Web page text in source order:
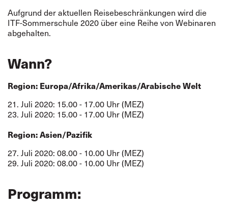
Aufgrund der aktuellen Reisebeschränkungen wird die
ITF-Sommerschule 2020 über eine Reihe von Webinaren
abgehalten.
Wann?
Region: Europa/Afrika/Amerikas/Arabische Welt
21. Juli 2020: 15.00 - 17.00 Uhr (MEZ)
23. Juli 2020: 15.00 - 17.00 Uhr (MEZ)
Region: Asien/Pazifik
27. Juli 2020: 08.00 - 10.00 Uhr (MEZ)
29. Juli 2020: 08.00 - 10.00 Uhr (MEZ)
Programm: